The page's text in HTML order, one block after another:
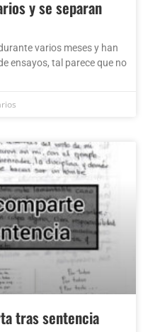
y se separan
varios meses y han
ensayos, tal parece que no
tras sentencia